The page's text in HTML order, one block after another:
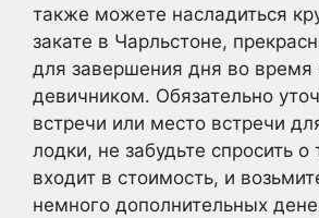
также можете насладиться
закате в Чарльстоне,
для завершения дня во время
девичником. Обязательно
встречи или место встречи
лодки, не забудьте спросить о
входит в стоимость, и
немного дополнительных